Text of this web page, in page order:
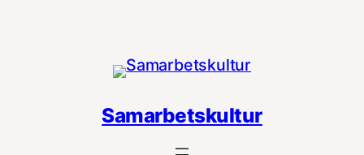
Samarbetskultur